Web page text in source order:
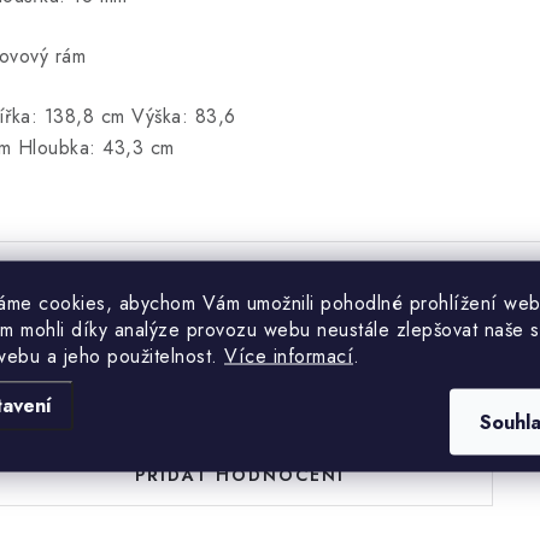
cookies, abychom Vám umožnili pohodlné prohlížení
mohli díky analýze provozu webu neustále zlepšovat naše
a jeho použitelnost. Více informací.
rám
138,8 cm Výška: 83,6
Hloubka: 43,3 cm
produktu (0)
první, kdo napíše příspěvek k této položce.
PŘIDAT HODNOCENÍ